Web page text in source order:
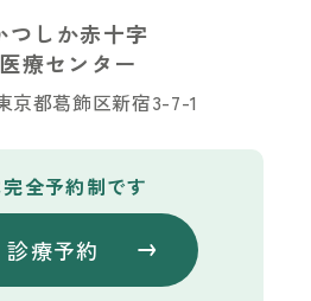
つしか赤十字
療センター
京都葛飾区新宿3-7-1
全予約制です
診療予約